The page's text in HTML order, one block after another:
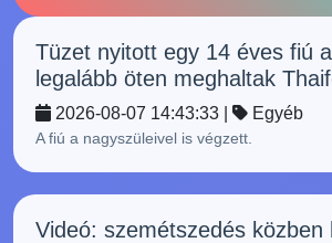
Tüzet nyitott egy 14 éves fiú
legalább öten meghaltak
2026-08-07 14:43:33 | Egyéb
A fiú a nagyszüleivel is végzett.
Videó: szemétszedés közben